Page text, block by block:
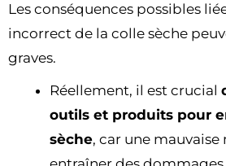
Les conséquences possibles
incorrect de la colle sèche
graves.
Réellement, il est crucial
outils et produits pour
sèche, car une